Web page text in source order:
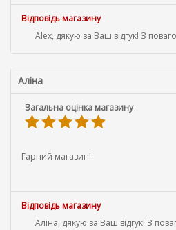
Відповідь магазину
Alex, дякую за Ваш відгук! З
Аліна
Загальна оцінка магазину
Гарний магазин!
Відповідь магазину
Аліна, дякую за Ваш відгук! З